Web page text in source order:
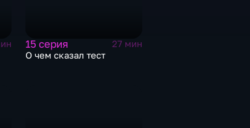
15 серия
27 мин
О чем сказал тест